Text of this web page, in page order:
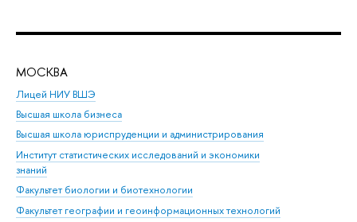
МОСКВА
Лицей НИУ ВШЭ
Высшая школа бизнеса
Высшая школа юриспруденции и администрирования
Институт статистических исследований и экономики
знаний
Факультет биологии и биотехнологии
Факультет географии и геоинформационных технологий